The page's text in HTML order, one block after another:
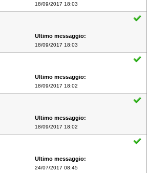
18/09/2017 18:03
18/09/2017 18:03
18/09/2017 18:02
18/09/2017 18:02
24/07/2017 08:45